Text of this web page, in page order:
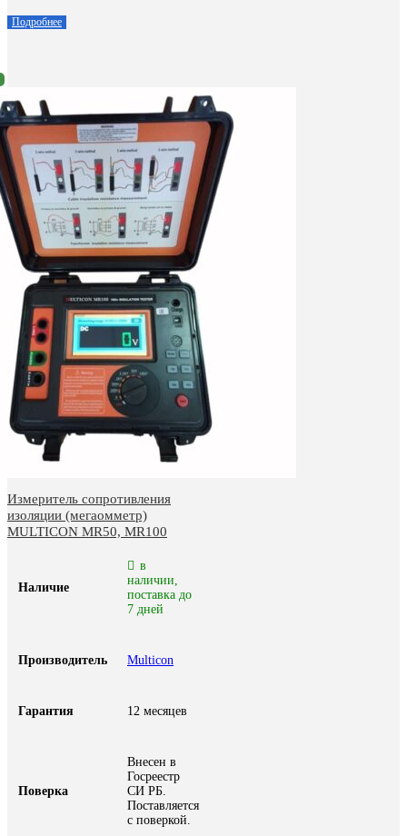
Подробнее
Измеритель сопротивления
изоляции (мегаомметр)
MULTICON MR50, MR100
Наличие
в
наличии,
поставка до
7 дней
Производитель Multicon
Гарантия 12 месяцев
Поверка
Внесен в
Госреестр
СИ РБ.
Поставляется
с поверкой.